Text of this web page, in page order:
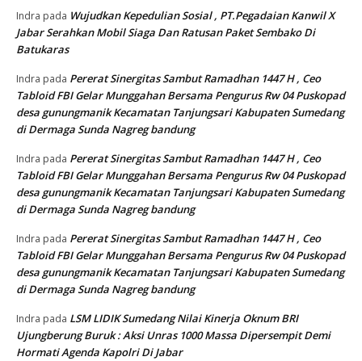
Indra pada Wujudkan Kepedulian Sosial , PT.Pegadaian Kanwil X
Jabar Serahkan Mobil Siaga Dan Ratusan Paket Sembako Di
Batukaras
Indra pada Pererat Sinergitas Sambut Ramadhan 1447 H , Ceo
Tabloid FBI Gelar Munggahan Bersama Pengurus Rw 04 Puskopad
desa gunungmanik Kecamatan Tanjungsari Kabupaten Sumedang
di Dermaga Sunda Nagreg bandung
Indra pada Pererat Sinergitas Sambut Ramadhan 1447 H , Ceo
Tabloid FBI Gelar Munggahan Bersama Pengurus Rw 04 Puskopad
desa gunungmanik Kecamatan Tanjungsari Kabupaten Sumedang
di Dermaga Sunda Nagreg bandung
Indra pada Pererat Sinergitas Sambut Ramadhan 1447 H , Ceo
Tabloid FBI Gelar Munggahan Bersama Pengurus Rw 04 Puskopad
desa gunungmanik Kecamatan Tanjungsari Kabupaten Sumedang
di Dermaga Sunda Nagreg bandung
Indra pada LSM LIDIK Sumedang Nilai Kinerja Oknum BRI
Ujungberung Buruk : Aksi Unras 1000 Massa Dipersempit Demi
Hormati Agenda Kapolri Di Jabar